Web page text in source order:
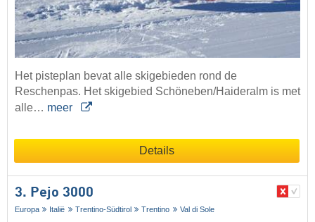
Het pisteplan bevat alle skigebieden rond de
Reschenpas. Het skigebied Schöneben/Haideralm is met
alle… meer
Details
3. Pejo 3000
Europa Italië Trentino-Südtirol Trentino Val di Sole